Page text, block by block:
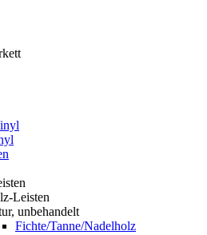
Leisten
unbehandelt
Fichte/Tanne/Nadelholz